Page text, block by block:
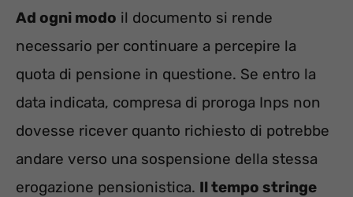
Ad ogni modo il documento si rende
necessario per continuare a percepire la
quota di pensione in questione. Se entro la
data indicata, compresa di proroga Inps non
dovesse ricever quanto richiesto di potrebbe
andare verso una sospensione della stessa
erogazione pensionistica. Il tempo stringe